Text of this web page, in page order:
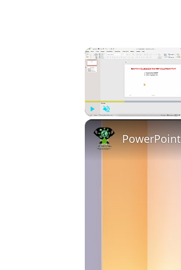
P U
n
m